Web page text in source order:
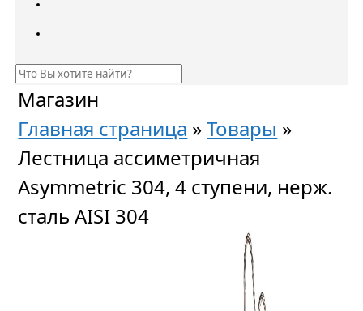
Магазин
Главная страница »Товары »
Лестница ассиметричная
Asymmetric 304, 4 ступени, нерж.
сталь AISI 304